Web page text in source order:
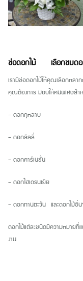
ช่อดอกไม้ เลือกชมด
เรามีช่อดอกไม้ให้คุณเลือกหล
คุณต้องการ มอบให้คนพิเศษส
- ดอกกุหลาบ
- ดอกลิลลี่
- ดอกคาร์เนชั่น
- ดอกไฮเดรนเยีย
- ดอกทานตะวัน และดอกไม้อื่น
ดอกไม้แต่ละชนิดมีความหมายที่
งาน